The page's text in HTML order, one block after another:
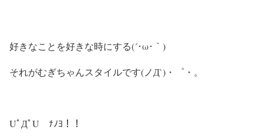
好きなことを好きな時にする(´･ω･｀)
それがむぎちゃんスタイルです(ノД`)・゜・。
UﾟДﾟU ﾅﾉﾖ！！